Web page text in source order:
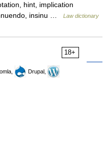
hint, implication
insinu …
Law dictionary
18+
Drupal,